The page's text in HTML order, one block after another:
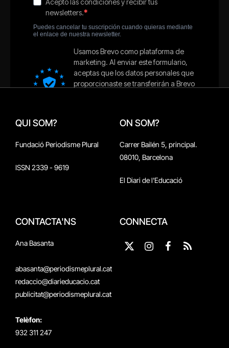
QUI SOM?
Fundació Periodisme Plural
ISSN 2339 - 9619
ON SOM?
Carrer Bailén 5, principal.
08010, Barcelona
El Diari de l'Educació
CONTACTA'NS
Ana Basanta
abasanta@periodismeplural.cat
redaccio@diarieducacio.cat
publicitat@periodismeplural.cat
Telèfon:
932 311 247
CONNECTA
X
Instagram
Facebook
RSS